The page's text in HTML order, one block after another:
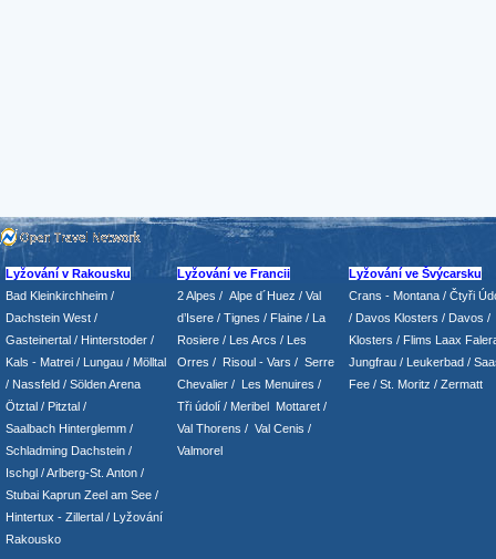
Lyžování v Rakousku
Bad Kleinkirchheim /
Dachstein West /
Gasteinertal / Hinterstoder /
Kals - Matrei / Lungau / Mölltal
/ Nassfeld / Sölden Arena
Ötztal / Pitztal /
Saalbach Hinterglemm /
Schladming Dachstein /
Ischgl /Arlberg-St. Anton /
Stubai Kaprun Zeel am See /
Hintertux - Zillertal / Lyžování
Rakousko
Lyžování ve Francii
2 Alpes / Alpe d´Huez / Val
d’Isere / Tignes / Flaine / La
Rosiere / Les Arcs / Les
Orres / Risoul - Vars / Serre
Chevalier / Les Menuires /
Tři údolí / Meribel Mottaret /
Val Thorens / Val Cenis /
Valmorel
Lyžování ve Švýcarsku
Crans - Montana / Čtyři
/ Davos Klosters / Davos /
Klosters / Flims Laax
Jungfrau / Leukerbad /
Fee / St. Moritz / Zermatt